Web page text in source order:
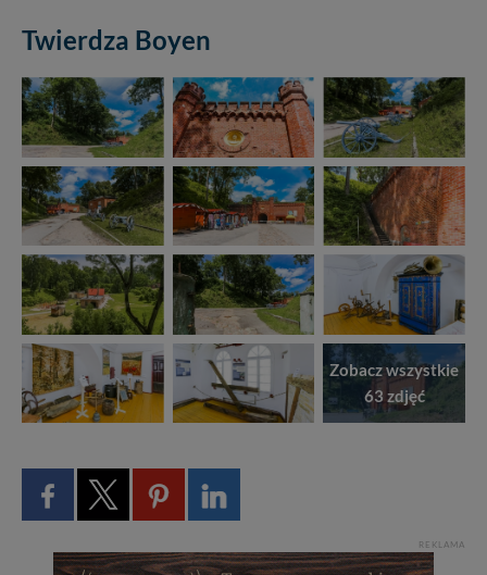
Twierdza Boyen
Zobacz wszystkie
63 zdjęć
REKLAMA